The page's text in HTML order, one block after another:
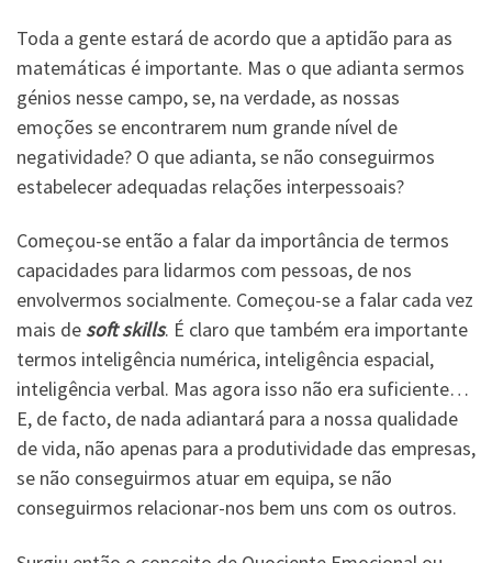
Toda a gente estará de acordo que a aptidão para as
matemáticas é importante. Mas o que adianta sermos
génios nesse campo, se, na verdade, as nossas
emoções se encontrarem num grande nível de
negatividade? O que adianta, se não conseguirmos
estabelecer adequadas relações interpessoais?
Começou-se então a falar da importância de termos
capacidades para lidarmos com pessoas, de nos
envolvermos socialmente. Começou-se a falar cada vez
mais desoft skills. É claro que também era importante
termos inteligência numérica, inteligência espacial,
inteligência verbal. Mas agora isso não era suficiente…
E, de facto, de nada adiantará para a nossa qualidade
de vida, não apenas para a produtividade das empresas,
se não conseguirmos atuar em equipa, se não
conseguirmos relacionar-nos bem uns com os outros.